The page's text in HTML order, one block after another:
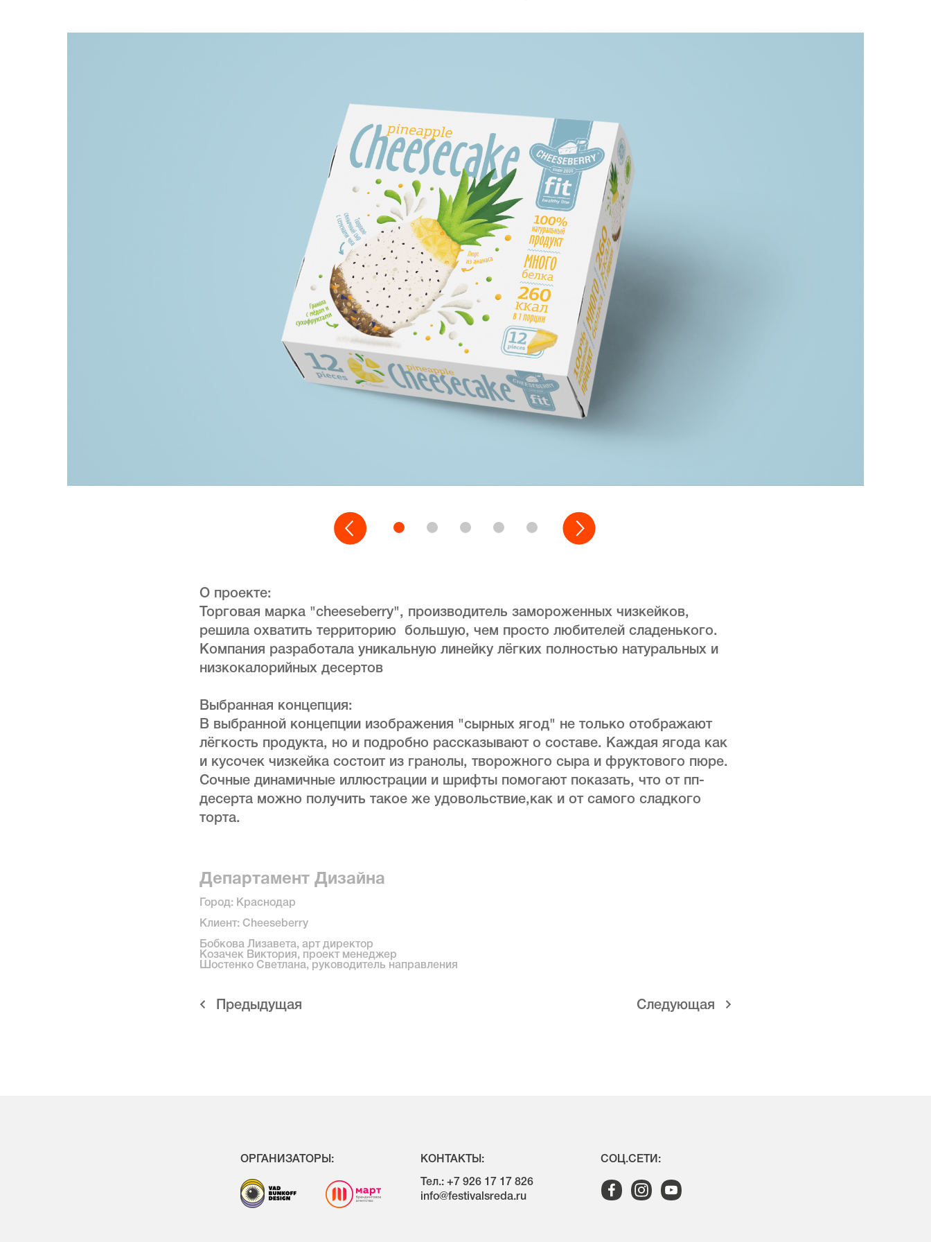
О проекте:
Торговая марка "cheeseberry", производитель замороженных чизкейков,
решила охватить территорию большую, чем просто любителей сладенького.
Компания разработала уникальную линейку лёгких полностью натуральных и
низкокалорийных десертов
Выбранная концепция:
В выбранной концепции изображения "сырных ягод" не только отображают
лёгкость продукта, но и подробно рассказывают о составе. Каждая ягода как
и кусочек чизкейка состоит из гранолы, творожного сыра и фруктового пюре.
Сочные динамичные иллюстрации и шрифты помогают показать, что от пп-
десерта можно получить такое же удовольствие,как и от самого сладкого
торта.
Департамент Дизайна
Город: Краснодар
Клиент: Cheeseberry
Бобкова Лизавета, арт директор
Козачек Виктория, проект менеджер
Шостенко Светлана, руководитель направления
Предыдущая Cледующая
ОРГАНИЗАТОРЫ: КОНТАКТЫ:
Тел.: +7 926 17 17 826
info@festivalsreda.ru
СОЦ.СЕТИ: